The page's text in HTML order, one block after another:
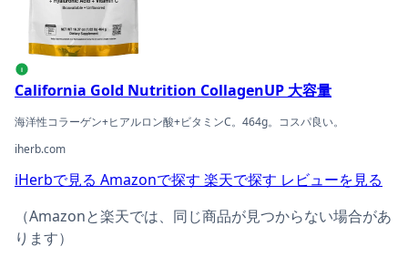
i
California Gold Nutrition CollagenUP 大容量
海洋性コラーゲン+ヒアルロン酸+ビタミンC。464g。コスパ良い。
iherb.com
iHerbで見る Amazonで探す 楽天で探す レビューを見る
（Amazonと楽天では、同じ商品が見つからない場合があ
ります）